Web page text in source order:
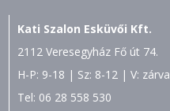
Kati Szalon Esküvői Kft.
2112 Veresegyház Fő út 74.
H-P: 9-18 | Sz: 8-12 | V: zárva
Tel: 06 28 558 530